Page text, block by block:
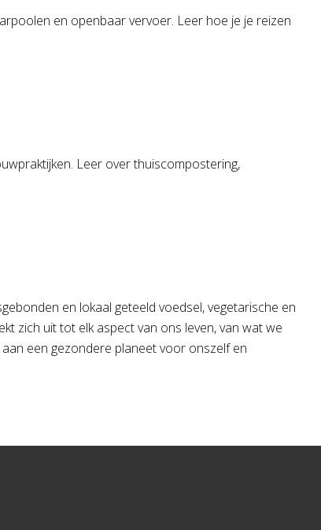
en openbaar vervoer. Leer hoe je je reizen
Leer over thuiscompostering,
en lokaal geteeld voedsel, vegetarische en
zich uit tot elk aspect van ons leven, van wat we
een gezondere planeet voor onszelf en